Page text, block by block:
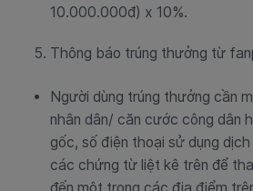
10.000.000đ) x 10%.
Thông báo trúng thưởng từ
Người dùng trúng thưởng cần
nhân dân/ căn cước công dân
gốc, số điện thoại sử dụng
các chứng từ liệt kê trên để